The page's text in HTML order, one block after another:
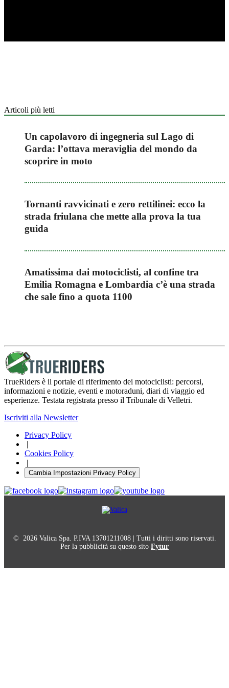
Articoli più letti
Un capolavoro di ingegneria sul Lago di
Garda: l’ottava meraviglia del mondo da
scoprire in moto
Tornanti ravvicinati e zero rettilinei: ecco la
strada friulana che mette alla prova la tua
guida
Amatissima dai motociclisti, al confine tra
Emilia Romagna e Lombardia c’è una strada
che sale fino a quota 1100
TrueRiders è il portale di riferimento dei motociclisti: percorsi,
informazioni e notizie, eventi e motoraduni, diari di viaggio ed
esperienze. Testata registrata presso il Tribunale di Velletri.
Iscriviti alla Newsletter
Privacy Policy
|
Cookies Policy
|
Cambia Impostazioni Privacy Policy
© 2026 Valica Spa. P.IVA 13701211008 | Tutti i diritti sono riservati.
Per la pubblicità su questo sito Fytur